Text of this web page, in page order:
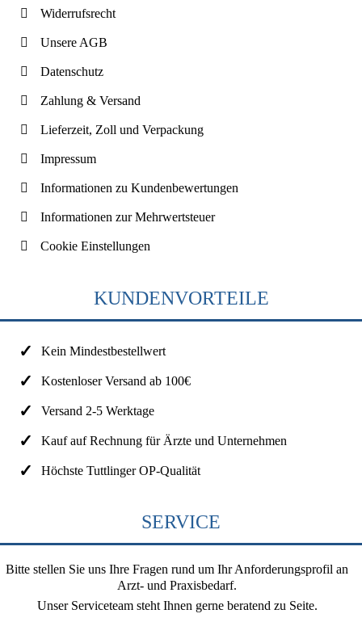
Widerrufsrecht
Unsere AGB
Datenschutz
Zahlung & Versand
Lieferzeit, Zoll und Verpackung
Impressum
Informationen zu Kundenbewertungen
Informationen zur Mehrwertsteuer
Cookie Einstellungen
KUNDENVORTEILE
Kein Mindestbestellwert
Kostenloser Versand ab 100€
Versand 2-5 Werktage
Kauf auf Rechnung für Ärzte und Unternehmen
Höchste Tuttlinger OP-Qualität
SERVICE
Bitte stellen Sie uns Ihre Fragen rund um Ihr Anforderungsprofil an
Arzt- und Praxisbedarf.
Unser Serviceteam steht Ihnen gerne beratend zu Seite.